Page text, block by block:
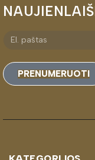
PRENUMERUOTI